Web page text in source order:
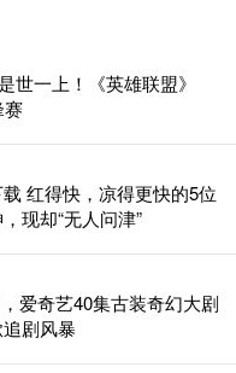
世一上！《英雄联盟》
赛
红得快，凉得更快的5位
现却“无人问津”
爱奇艺40集古装奇幻大剧
剧风暴